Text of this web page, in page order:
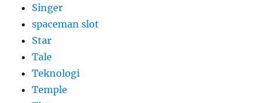
Singer
spaceman slot
Star
Tale
Teknologi
Temple